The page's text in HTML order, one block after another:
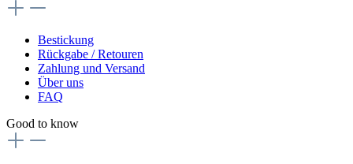
Bestickung
Rückgabe / Retouren
Zahlung und Versand
Über uns
FAQ
Good to know